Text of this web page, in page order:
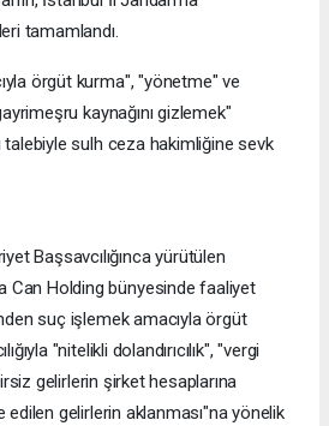
tamamlandı.
örgüt kurma", "yönetme" ve
kaynağını gizlemek"
talebiyle sulh ceza hakimliğine sevk
Başsavcılığınca yürütülen
Can Holding bünyesinde faaliyet
suç işlemek amacıyla örgüt
"nitelikli dolandırıcılık", "vergi
gelirlerin şirket hesaplarına
edilen gelirlerin aklanması"na yönelik